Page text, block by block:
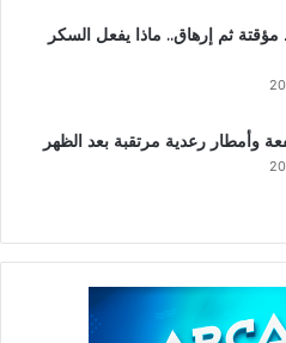
ثم إرهاق.. ماذا يفعل السكر
وأمطار رعدية مرتقبة بعد الظهر